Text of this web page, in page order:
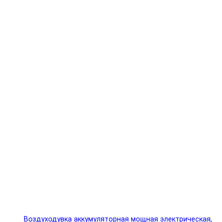
Воздуходувка аккумуляторная мощная электрическая,